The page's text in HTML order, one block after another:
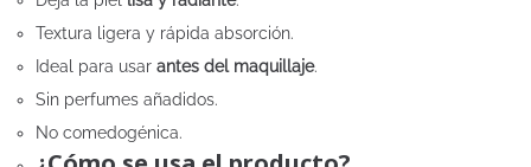
Textura ligera y rápida absorción.
Ideal para usar antes del maquillaje.
Sin perfumes añadidos.
No comedogénica.